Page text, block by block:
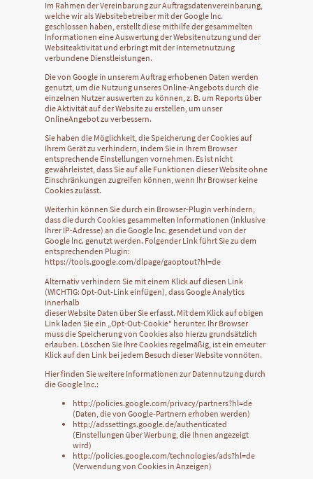
Im Rahmen der Vereinbarung zur Auftragsdatenvereinbarung,
welche wir als Websitebetreiber mit der Google lnc.
geschlossen haben, erstellt diese mithilfe der gesammelten
Informationen eine Auswertung der Websitenutzung und der
Websiteaktivität und erbringt mit der Internetnutzung
verbundene Dienstleistungen.
Die von Google in unserem Auftrag erhobenen Daten werden
genutzt, um die Nutzung unseres Online-Angebots durch die
einzelnen Nutzer auswerten zu können, z. B. um Reports über
die Aktivität auf der Website zu erstellen, um unser
OnlineAngebot zu verbessern.
Sie haben die Möglichkeit, die Speicherung der Cookies auf
Ihrem Gerät zu verhindern, indem Sie in Ihrem Browser
entsprechende Einstellungen vornehmen. Es ist nicht
gewährleistet, dass Sie auf alle Funktionen dieser Website ohne
Einschränkungen zugreifen können, wenn Ihr Browser keine
Cookies zulässt.
Weiterhin können Sie durch ein Browser-Plugin verhindern,
dass die durch Cookies gesammelten Informationen (inklusive
Ihrer IP-Adresse) an die Google lnc. gesendet und von der
Google lnc. genutzt werden. Folgender Link führt Sie zu dem
entsprechenden Plugin:
https://tools.google.com/dlpage/gaoptout?hl=de
Alternativ verhindern Sie mit einem Klick auf diesen Link
(WICHTIG: Opt-Out-Link einfügen), dass Google Analytics
innerhalb
dieser Website Daten über Sie erfasst. Mit dem Klick auf obigen
Link laden Sie ein „Opt-Out-Cookie" herunter. Ihr Browser
muss die Speicherung von Cookies also hierzu grundsätzlich
erlauben. Löschen Sie Ihre Cookies regelmäßig, ist ein erneuter
Klick auf den Link bei jedem Besuch dieser Website vonnöten.
Hier finden Sie weitere Informationen zur Datennutzung durch
die Google lnc.:
http://policies.google.com/privacy/partners?hl=de
(Daten, die von Google-Partnern erhoben werden)
http://adssettings.google.de/authenticated
(Einstellungen über Werbung, die Ihnen angezeigt
wird)
http://policies.google.com/technologies/ads?hl=de
(Verwendung von Cookies in Anzeigen)